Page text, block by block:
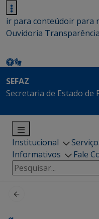
ir para conteúdoir para
Ouvidoria Transparência
SEFAZ
Secretaria de Estado de
Institucional
Informativos
Fale
Pesquisar
por: